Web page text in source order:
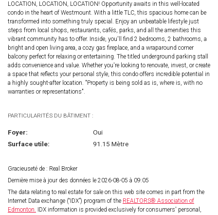
LOCATION, LOCATION, LOCATION! Opportunity awaits in this well-located
condo in the heart of Westmount. With a little TLC, this spacious home can be
transformed into something truly special. Enjoy an unbeatable lifestyle just
steps from local shops, restaurants, cafés, parks, and all the amenities this
vibrant community has to offer. Inside, you'll find 2 bedrooms, 2 bathrooms, a
bright and open living area, a cozy gas fireplace, and a wraparound corner
balcony perfect for relaxing or entertaining. The titled underground parking stall
adds convenience and value. Whether you're looking to renovate, invest, or create
a space that reflects your personal style, this condo offers incredible potential in
a highly sought-after location. "Property is being sold as is, where is, with no
warranties or representations".
PARTICULARITÉS DU BÂTIMENT :
Foyer:
Oui
Surface utile:
91.15 Mètre
Gracieuseté de : Real Broker
Dernière mise à jour des données le 2026-08-05 à 09:05
The data relating to real estate for sale on this web site comes in part from the
Internet Data exchange (“IDX”) program of the REALTORS® Association of
Edmonton. IDX information is provided exclusively for consumers' personal,